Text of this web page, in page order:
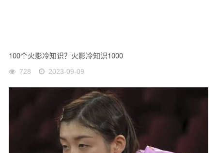
100个火影冷知识？火影冷知识1000
728 2023-09-09